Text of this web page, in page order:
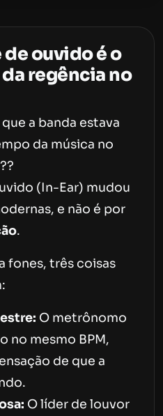
de ouvido é o
regência no
a banda estava
da música no
(In-Ear) mudou
e não é por
.
fones, três coisas
O metrônomo
no mesmo BPM,
de que a
O líder de louvor